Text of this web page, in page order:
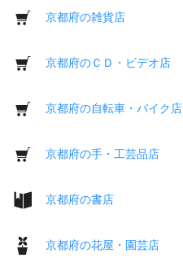
京都府の雑貨店
京都府のＣＤ・ビデオ店
京都府の自転車・バイク店
京都府の手・工芸品店
京都府の書店
京都府の花屋・園芸店